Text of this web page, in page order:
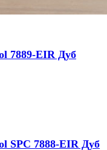
7889-EIR Дуб
SPC 7888-EIR Дуб